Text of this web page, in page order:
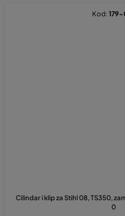
Cilindar i klip za Stihl 08, TS350,
0
Kod:179-